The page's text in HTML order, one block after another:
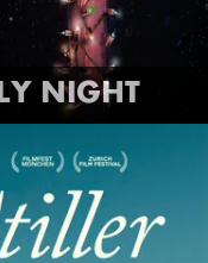
NIGHT
ANSEHEN
STILLER